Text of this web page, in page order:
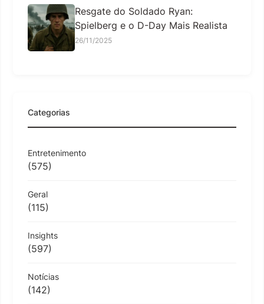
Resgate do Soldado Ryan:
Spielberg e o D-Day Mais Realista
26/11/2025
Categorias
Entretenimento
(575)
Geral
(115)
Insights
(597)
Notícias
(142)